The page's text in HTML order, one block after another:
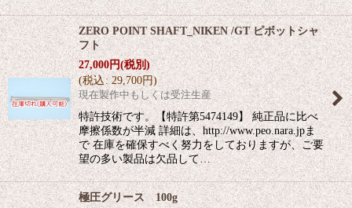
ZERO POINT SHAFT_NIKEN /GT ピボットシャ
フト
27,000円(税別)
(税込: 29,700円)
現在製作中もしくは受注生産
特許技術です。【特許第5474149】 純正品に比べ
摩擦係数が半減 詳細は、http://www.peo.nara.jpま
で 在庫を確保すべく努力をしておりますが、ご要
望の多い製品は欠品して…
極圧グリース 100g